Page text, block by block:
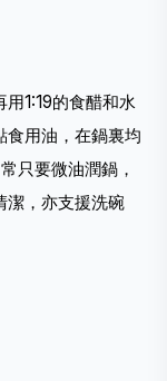
1:19的食醋和水
食用油，在鍋裏均
只要微油潤鍋，
潔，亦支援洗碗